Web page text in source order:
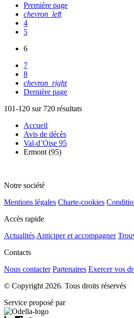
Première page
chevron_left
4
5
6
7
8
chevron_right
Dernière page
101-120 sur 720 résultats
Accueil
Avis de décès
Val-d’Oise 95
Ermont (95)
Notre société
Mentions légales Charte-cookies
Accès rapide
Actualités Anticiper et accompagner
Contacts
Nous contacter Partenaires Exercer vos
© Copyright 2026. Tous droits réservés
Service proposé par